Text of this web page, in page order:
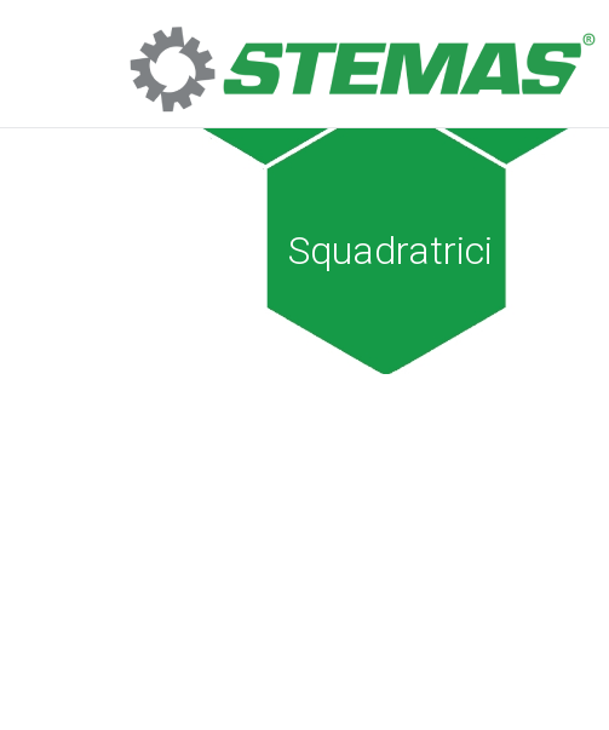
Squadratrici